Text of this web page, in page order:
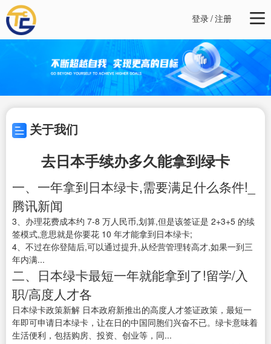
登录/注册
关于我们
去日本手续办多久能拿到绿卡
一、一年拿到日本绿卡,需要满足什么条件!_
腾讯新闻
3、办理花费成本约 7-8 万人民币,划算,但是该签证是 2+3+5 的续
签模式,意思就是你要花 10 年才能拿到日本绿卡;
4、不过在你登陆后,可以通过提升,从经营管理转高才,如果一到三
年内满...
二、日本绿卡最短一年就能拿到了!留学/入
职/高度人才各
日本绿卡政策新解 日本政府新推出的高度人才签证政策，最短一
年即可申请日本绿卡，让在日的中国同胞们兴奋不已。绿卡意味着
生活便利，包括购房、投资、创业等，同...